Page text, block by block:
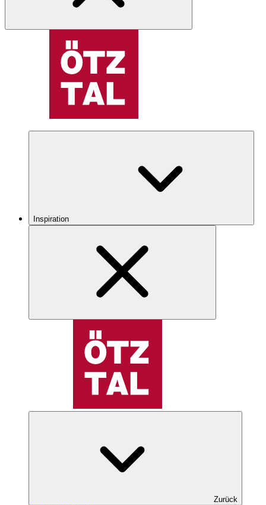
Inspiration
Zurück